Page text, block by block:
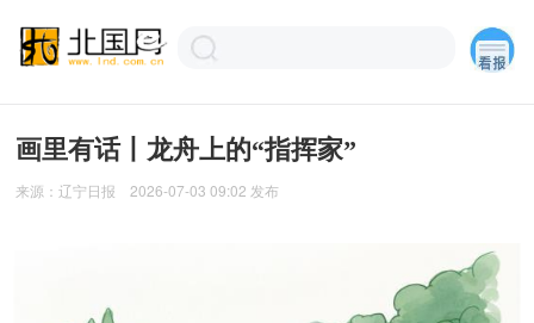
画里有话丨龙舟上的“指挥家”
来源：辽宁日报 2026-07-03 09:02 发布